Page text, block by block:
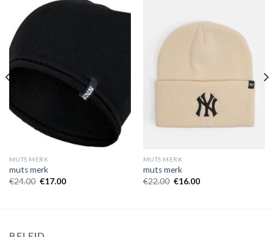
MUTS MERK
muts merk
€24.00 €17.00
MUTS MERK
muts merk
€22.00 €16.00